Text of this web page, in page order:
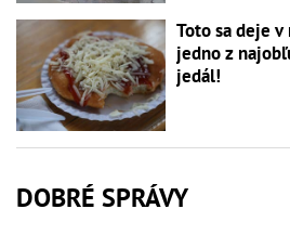
Toto sa deje
jedno z
jedál!
DOBRÉ SPRÁVY